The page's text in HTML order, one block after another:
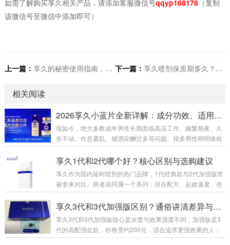
如需了解购买享久相关产品，请添加客服微信号qqyp168178（复制
该微信号至微信中添加即可）
上一篇： 享久的秘密使用指南，女票绝对不会察觉！ 下一篇： 享久喷剂保质期多久？过期后还能用吗？安全风险全解析！​
相关阅读
2026享久小蓝片全新详解：成分功效、适用人群、官方售价及正确服用指南
现如今，绝大多数成年男性长期面临高压工作、频繁熬夜、久
坐不动、作息紊乱、烟酒应酬过多等问题。很多男性明明体检
各项指标正常，身体却出现精神萎靡、体能下降、房事耐力不
足、腰膝酸软、事后疲惫难恢复等隐性透支问题。市面上男性
滋补品见效慢、腥味重、吸收差。为此，专注男性健康养护多
年的知名品牌享久，2026年重磅推出全新新品——享久鹿茸血
为中国男性体质量身打造的国标特膳营养品，温...
享久1代和2代哪个好？核心区别与选购建议
享久作为国内延时喷剂的热门品牌，1代经典款与2代加强版常
被拿来对比。两者虽同属一个系列，但在配方、起效速度、使
用体感及性价比上差异明显，下面从多维度详细分析，帮你选
到适配需求的款式。先看基础定位与核心配方。享久1代是201
本成分，成分浓度适中，核心作用是初步降低敏感度，满足基
础延时需求。而2代2017年推出，是打响品牌知名度的关键
享久3代和3代加强版区别？通俗讲清差异与选购
享久3代和3代加强版核心是浓度与效果强度不同，加强版是3
代的高配强化款，价格贵约200元，适合追求更强效果的人；
标准版更温和，适合新手或日常使用。一、包装外观：一眼分